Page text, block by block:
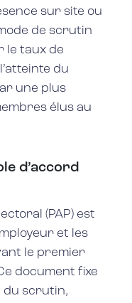
sur site ou
de scrutin
le taux de
du
une plus
élus au
d’accord
(PAP) est
et les
le premier
document fixe
du scrutin,